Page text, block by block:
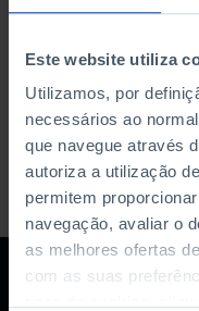
Este website utiliza
Utilizamos, por
necessários ao
que navegue através
autoriza a utilização
permitem
navegação, avaliar o
as melhores ofertas
com as suas